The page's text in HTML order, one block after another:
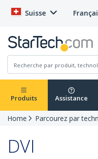
Suisse
Produits Assistance
Home Parcourez par
DVI